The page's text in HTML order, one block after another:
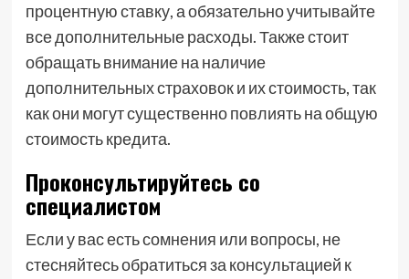
процентную ставку, а обязательно учитывайте
все дополнительные расходы. Также стоит
обращать внимание на наличие
дополнительных страховок и их стоимость, так
как они могут существенно повлиять на общую
стоимость кредита.
Проконсультируйтесь со
специалистом
Если у вас есть сомнения или вопросы, не
стесняйтесь обратиться за консультацией к